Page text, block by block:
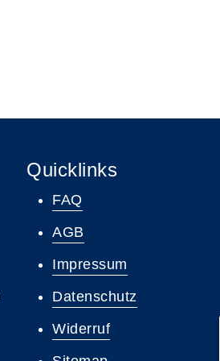
Quicklinks
FAQ
AGB
Impressum
Datenschutz
Widerruf